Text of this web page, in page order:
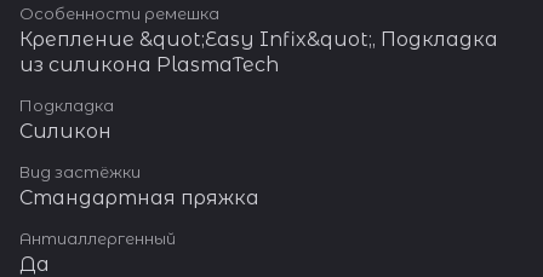
Особенности ремешка
Крепление &quot;Easy Infix&quot;, Подкладка
из силикона PlasmaTech
Подкладка
Силикон
Вид застёжки
Стандартная пряжка
Антиаллергенный
Да